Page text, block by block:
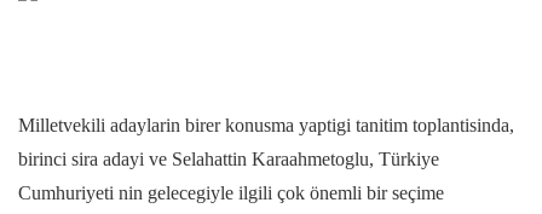
Milletvekili adaylarin birer konusma yaptigi tanitim toplantisinda,
birinci sira adayi ve Selahattin Karaahmetoglu, Türkiye
Cumhuriyeti nin gelecegiyle ilgili çok önemli bir seçime